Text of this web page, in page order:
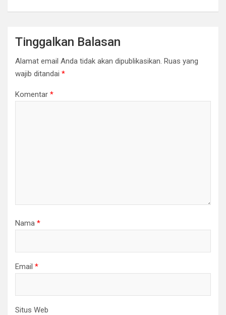
Tinggalkan Balasan
Alamat email Anda tidak akan dipublikasikan. Ruas yang
wajib ditandai *
Komentar *
Nama *
Email *
Situs Web